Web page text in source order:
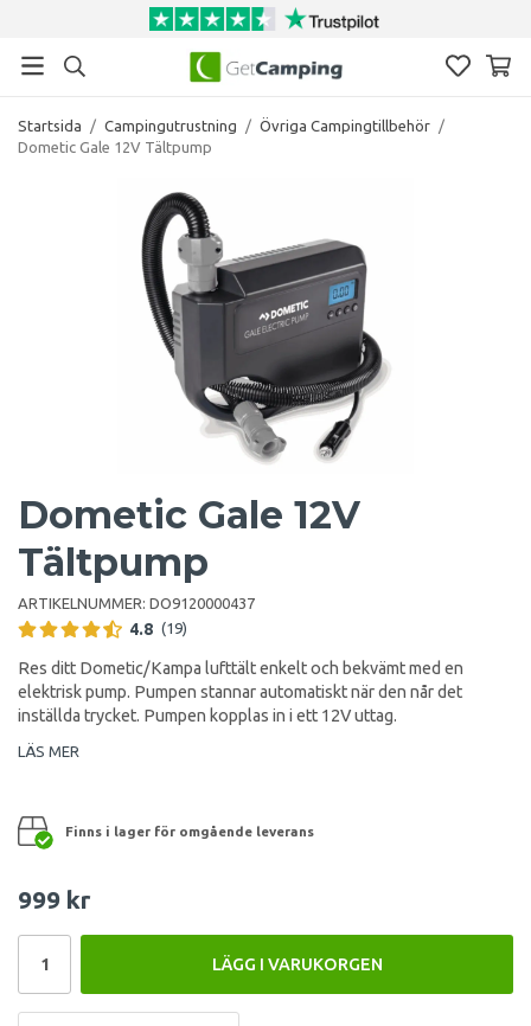
Startsida / Campingutrustning / Övriga Campingtillbehör /
Dometic Gale 12V Tältpump
Dometic Gale 12V
Tältpump
ARTIKELNUMMER: DO9120000437
4.8 (19)
Res ditt Dometic/Kampa lufttält enkelt och bekvämt med en
elektrisk pump. Pumpen stannar automatiskt när den når det
inställda trycket. Pumpen kopplas in i ett 12V uttag.
LÄS MER
Finns i lager för omgående leverans
999 kr
LÄGG I VARUKORGEN